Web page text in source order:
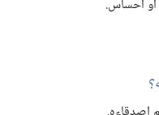
او احساس.‏